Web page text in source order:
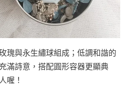
瑰與永生繡球組成；低調和諧的
滿詩意，搭配圓形容器更顯典
喔！